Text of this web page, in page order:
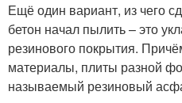
Ещё один вариант, из чего
бетон начал пылить – это
резинового покрытия.
материалы, плиты разной
называемый резиновый